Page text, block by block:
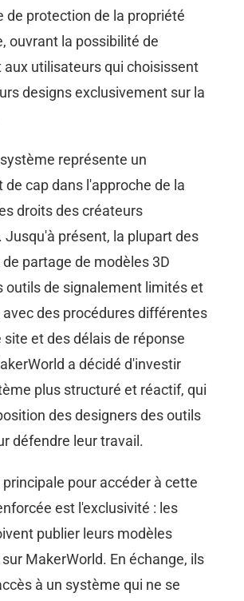
de protection de la propriété
ouvrant la possibilité de
aux utilisateurs qui choisissent
designs exclusivement sur la
représente un
cap dans l'approche de la
droits des créateurs
Jusqu'à présent, la plupart des
partage de modèles 3D
outils de signalement limités et
des procédures différentes
site et des délais de réponse
a décidé d'investir
plus structuré et réactif, qui
des designers des outils
défendre leur travail.
pour accéder à cette
est l'exclusivité : les
publier leurs modèles
MakerWorld. En échange, ils
à un système qui ne se